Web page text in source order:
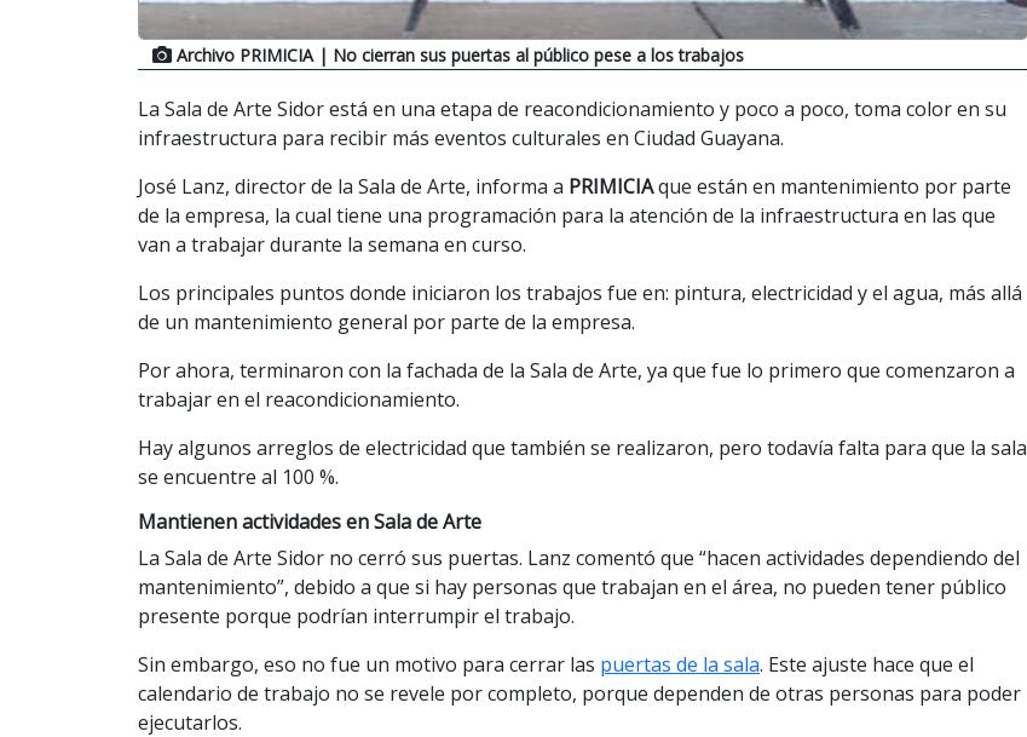
Archivo PRIMICIA| No cierran sus puertas al público pese a los trabajos
La Sala de Arte Sidor está en una etapa de reacondicionamiento y poco a poco, toma color en su
infraestructura para recibir más eventos culturales en Ciudad Guayana.
José Lanz, director de la Sala de Arte, informa a PRIMICIAque están en mantenimiento por parte
de la empresa, la cual tiene una programación para la atención de la infraestructura en las que
van a trabajar durante la semana en curso.
Los principales puntos donde iniciaron los trabajos fue en: pintura, electricidad y el agua, más allá
de un mantenimiento general por parte de la empresa.
Por ahora, terminaron con la fachada de la Sala de Arte, ya que fue lo primero que comenzaron a
trabajar en el reacondicionamiento.
Hay algunos arreglos de electricidad que también se realizaron, pero todavía falta para que la sala
se encuentre al 100 %.
Mantienen actividades en Sala de Arte
La Sala de Arte Sidor no cerró sus puertas. Lanz comentó que “hacen actividades dependiendo del
mantenimiento”, debido a que si hay personas que trabajan en el área, no pueden tener público
presente porque podrían interrumpir el trabajo.
Sin embargo, eso no fue un motivo para cerrar las puertas de la sala. Este ajuste hace que el
calendario de trabajo no se revele por completo, porque dependen de otras personas para poder
ejecutarlos.